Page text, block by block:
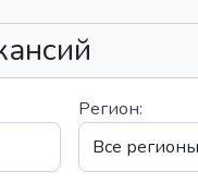
Регион: